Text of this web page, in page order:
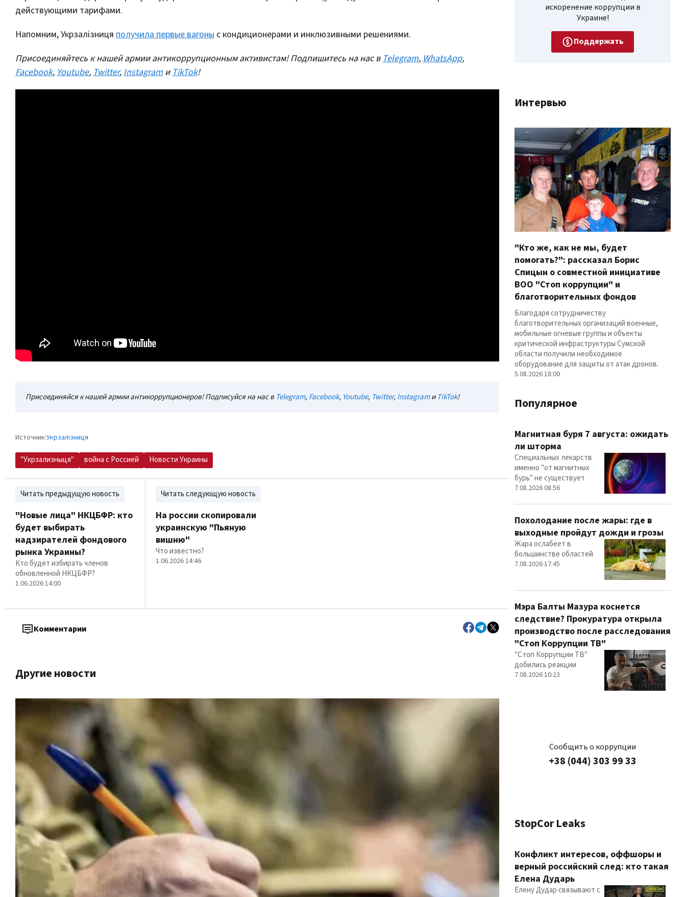
действующими тарифами.
Напомним, Укрзалізниця получила первые вагоны с кондиционерами и инклюзивными решениями.
Присоединяйтесь к нашей армии антикоррупционным активистам! Подпишитесь на нас вTelegram,WhatsApp,
Facebook,Youtube,Twitter,Instagram иTikTok!
Присоединяйся к нашей армии антикоррупционеров! Подписуйся на нас в Telegram, Facebook, Youtube, Twitter, InstagramиTikTok!
Источник:Укрзалізниця
"Укрзализныця" война с Россией Новости Украины
Читать предыдущую новость
"Новые лица" НКЦБФР: кто
будет выбирать
надзирателей фондового
рынка Украины?
Кто будет избирать членов
обновленной НКЦБФР?
1.06.2026 14:00
Читать следующую новость
На россии скопировали
украинскую "Пьяную
вишню"
Что известно?
1.06.2026 14:46
Комментарии
Другие новости
искоренение коррупции в
Украине!
Поддержать
Интервью
"Кто же, как не мы, будет
помогать?": рассказал Борис
Спицын о совместной инициативе
ВОО "Стоп коррупции" и
благотворительных фондов
Благодаря сотрудничеству
благотворительных организаций военные,
мобильные огневые группы и объекты
критической инфраструктуры Сумской
области получили необходимое
оборудование для защиты от атак дронов.
5.08.2026 18:00
Популярное
Магнитная буря 7 августа: ожидать
ли шторма
Специальных лекарств
именно "от магнитных
бурь" не существует
7.08.2026 08:56
Похолодание после жары: где в
выходные пройдут дожди и грозы
Жара ослабеет в
большинстве областей
7.08.2026 17:45
Мэра Балты Мазура коснется
следствие? Прокуратура открыла
производство после расследования
"Стоп Коррупции ТВ"
"Стоп Коррупции ТВ"
добились реакции
7.08.2026 10:23
Сообщить о коррупции
+38 (044) 303 99 33
StopCor Leaks
Конфликт интересов, оффшоры и
верный российский след: кто такая
Елена Дударь
Елену Дудар связывают с